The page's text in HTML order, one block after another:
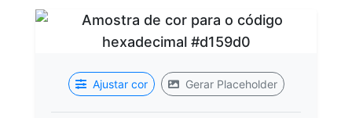
Ajustar cor Gerar Placeholder